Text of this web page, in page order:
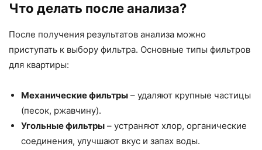
Что делать после анализа?
После получения результатов анализа можно
приступать к выбору фильтра. Основные типы фильтров
для квартиры:
Механические фильтры – удаляют крупные частицы
(песок, ржавчину).
Угольные фильтры – устраняют хлор, органические
соединения, улучшают вкус и запах воды.